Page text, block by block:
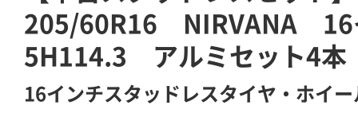
205/60R16 NIRVANA
5H114.3 アルミセット4本
16インチスタッドレスタイヤ・ホイ